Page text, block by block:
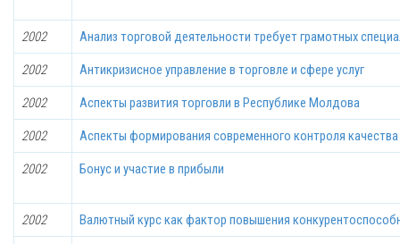
2002 Анализ торговой деятельности требует грамотных
2002 Антикризисное управление в торговле и сфере услуг
2002 Аспекты развития торговли в Республике Молдова
2002 Аспекты формирования современного контроля
2002 Бонус и участие в прибыли
2002 Валютный курс как фактор повышения